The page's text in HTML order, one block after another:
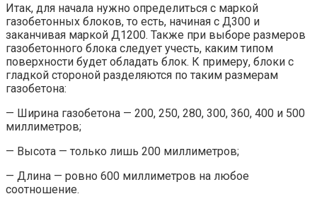
Итак, для начала нужно определиться с маркой
газобетонных блоков, то есть, начиная с Д300 и
заканчивая маркой Д1200. Также при выборе размеров
газобетонного блока следует учесть, каким типом
поверхности будет обладать блок. К примеру, блоки с
гладкой стороной разделяются по таким размерам
газобетона:
— Ширина газобетона — 200, 250, 280, 300, 360, 400 и 500
миллиметров;
— Высота — только лишь 200 миллиметров;
— Длина — ровно 600 миллиметров на любое
соотношение.